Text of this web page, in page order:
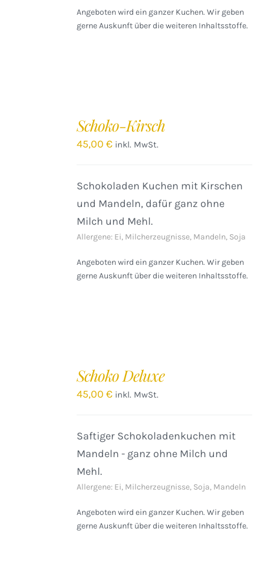
Angeboten wird ein ganzer Kuchen. Wir geben
gerne Auskunft über die weiteren Inhaltsstoffe.
Schoko-Kirsch
45,00€ inkl. MwSt.
Schokoladen Kuchen mit Kirschen
und Mandeln, dafür ganz ohne
Milch und Mehl.
Allergene: Ei, Milcherzeugnisse, Mandeln, Soja
Angeboten wird ein ganzer Kuchen. Wir geben
gerne Auskunft über die weiteren Inhaltsstoffe.
Schoko Deluxe
45,00€ inkl. MwSt.
Saftiger Schokoladenkuchen mit
Mandeln - ganz ohne Milch und
Mehl.
Allergene: Ei, Milcherzeugnisse, Soja, Mandeln
Angeboten wird ein ganzer Kuchen. Wir geben
gerne Auskunft über die weiteren Inhaltsstoffe.